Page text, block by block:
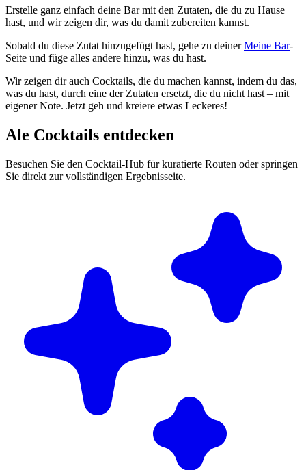
Erstelle ganz einfach deine Bar mit den Zutaten, die du zu Hause
hast, und wir zeigen dir, was du damit zubereiten kannst.
Sobald du diese Zutat hinzugefügt hast, gehe zu deinerMeine Bar-
Seite und füge alles andere hinzu, was du hast.
Wir zeigen dir auch Cocktails, die du machen kannst, indem du das,
was du hast, durch eine der Zutaten ersetzt, die du nicht hast – mit
eigener Note. Jetzt geh und kreiere etwas Leckeres!
Ale Cocktails entdecken
Besuchen Sie den Cocktail-Hub für kuratierte Routen oder springen
Sie direkt zur vollständigen Ergebnisseite.